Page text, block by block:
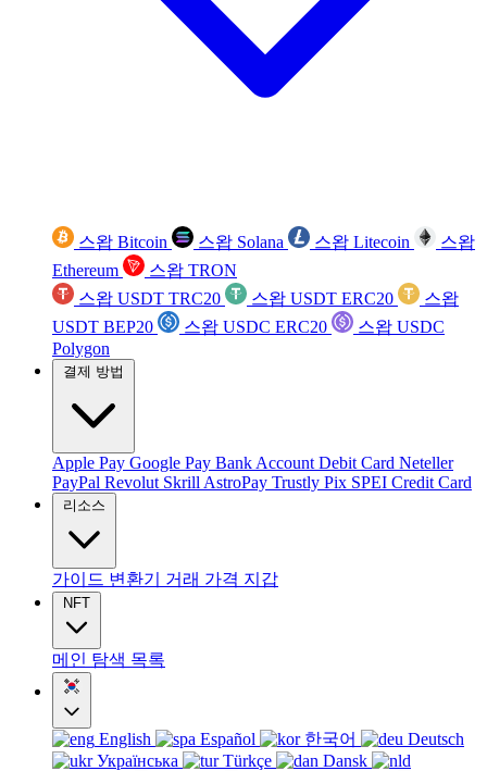
스왑 Bitcoin 스왑 Solana 스왑 Litecoin
스왑
Ethereum
스왑 TRON
스왑 USDT TRC20
스왑 USDT ERC20
스왑
USDT BEP20
스왑 USDC ERC20
스왑 USDC
Polygon
결제 방법
Apple Pay Google Pay Bank Account Debit Card Neteller
PayPal Revolut Skrill AstroPay Trustly Pix SPEI Credit Card
리소스
가이드 변환기 거래 가격 지갑
NFT
메인 탐색 목록
English Español 한국어
Deutsch
Українська
Türkçe
Dansk